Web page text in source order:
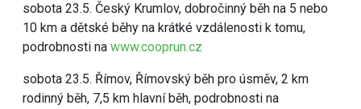
sobota 23.5. Český Krumlov, dobročinný běh na 5 nebo
10 km a dětské běhy na krátké vzdálenosti k tomu,
podrobnosti na www.cooprun.cz
sobota 23.5. Římov, Římovský běh pro úsměv, 2 km
rodinný běh, 7,5 km hlavní běh, podrobnosti na